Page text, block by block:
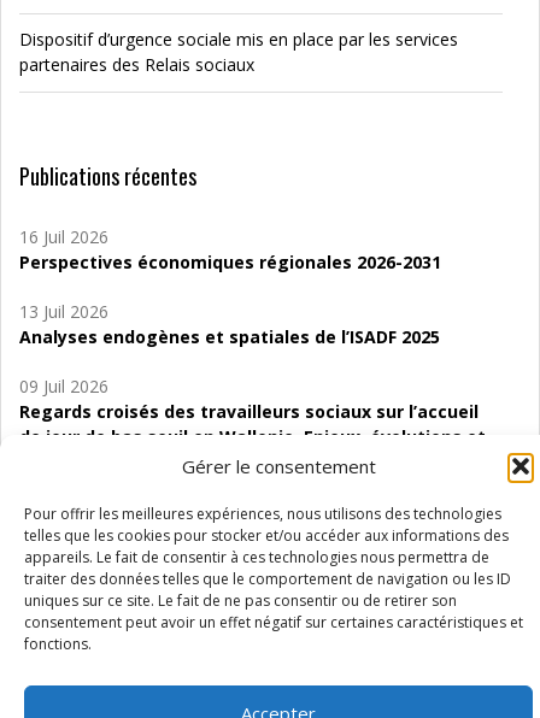
Gérer le consentement
Pour offrir les meilleures expériences, nous utilisons des technologies
telles que les cookies pour stocker et/ou accéder aux informations des
appareils. Le fait de consentir à ces technologies nous permettra de
traiter des données telles que le comportement de navigation ou les ID
uniques sur ce site. Le fait de ne pas consentir ou de retirer son
consentement peut avoir un effet négatif sur certaines caractéristiques et
fonctions.
Accepter
Dispositif d’urgence sociale mis en place par les services
partenaires des Relais sociaux
Publications récentes
16 Juil 2026
Perspectives économiques régionales 2026-2031
13 Juil 2026
Analyses endogènes et spatiales de l’ISADF 2025
09 Juil 2026
Regards croisés des travailleurs sociaux sur l’accueil
de jour de bas seuil en Wallonie. Enjeux, évolutions et
06 Juil 2026
Étude d’évaluabilité des Structures
d’accompagnement à l’autocréation d’emploi (SAACE)
01 Juil 2026
Pénurie du personnel infirmier :quels indicateurs
Wallonie ?